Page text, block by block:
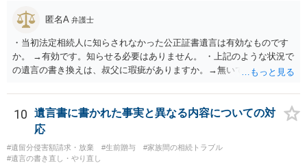
匿名A 弁護士
・当初法定相続人に知らされなかった公正証書遺言は有効なものです
か。 →有効です。知らせる必要はありません。 ・上記のような状況で
の遺言の書き換えは、叔父に瑕疵がありますか。→無いです。 ・分割
ますか。 →本人が自由に決められますので、どこが妥当とは言えない
です。客観的な基準もありません。 ・できれば穏やかに、分割を拒否
することはできますか。 →分割を拒否するということは、遺産はいら
ないということでしょうか。遺言で、受取を指定されててもいらない
と拒否することはできます。理由を説明する必要はありません。
10
遺言書に書かれた事実と異なる内容についての対
応
#遺留分侵害額請求・放棄 #生前贈与
#家族間の相続トラブル
#遺言の書き直し・やり直し